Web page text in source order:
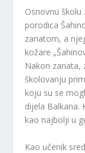
Osnovnu školu
porodica
zanatom, a
kožare
Nakon zanata,
školovanju
koju su se
dijela Balkana.
kao najbolji u
Kao učenik